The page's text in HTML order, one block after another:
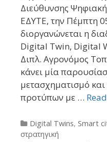
Διεύθυνσης
ΕΔΥΤΕ, την Πέμπτη
διοργανώνεται η
Digital Twin, Digital
Διπλ. Αγρονόμος
κάνει μία
μετασχηματισμό
προτύπων με …
Categories
Digital Twins, Smart
στρατηγική